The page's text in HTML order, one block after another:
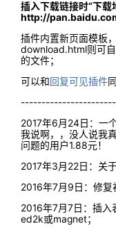
插入下载链接时“下载
http://
插件内置新页面模板
download.html则可
的文件；
可以和回复可见插件
2017年6月24日：一
我说啊，，没人说我
问题的用户1.88元！
2017年3月22日：关于
2016年7月9日：修复
2016年7月7日：插入
ed2k或magnet；